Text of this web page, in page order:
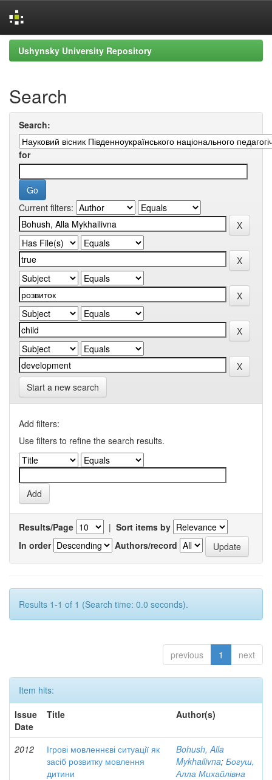
Skip
navigation
Ushynsky University Repository
Search
Search:
for
Current filters:
Start a new search
Add filters:
Use filters to refine the search results.
Results/Page | Sort items by
In order
Authors/record
Results 1-1 of 1 (Search time: 0.0 seconds).
previous 1 next
Item hits:
Issue
Date
Title Author(s)
2012
Ігрові мовленнєві ситуації як
засіб розвитку мовлення
дитини
Bohush, Alla
Mykhailivna; Богуш,
Алла Михайлівна